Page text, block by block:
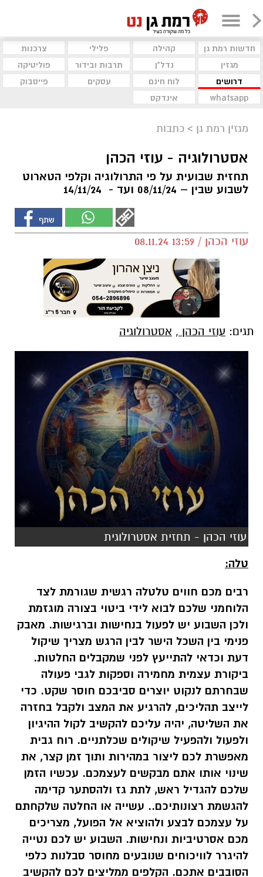
חדשות רמת גן קהילה פלילי
צרכנות
מגזין
נדל"ן תרבות ובידור
פוליטיקה
דרושים
לוח חינם עסקים
פייסבוק
whatsapp
אינדקס
מגזין רמת גן > כתבות
אסטרולוגיה - עוזי הכהן
תחזית שבועית על פי התרולוגיה וקלפי הטארוט
לשבוע שבין – 08/11/24 ועד - 14/11/24
עוזי הכהן / 13:59 08.11.24
תגים: עוזי הכהן , אסטרולוגיה
עוזי הכהן - תחזית אסטרולוגית
טלה:
רבים מכם חווים טלטלה רגשית שגורמת לצד
הלוחמני שלכם לבוא לידי ביטוי בצורה מוגזמת
ולכן השבוע יש לפעול בנחישות וברגישות. מאבק
פנימי בין השכל הישר לבין הרגש מצריך שיקול
דעת וכדאי להתייעץ לפני שמקבלים החלטות.
ביקורת עצמית מחמירה וספקות לגבי פעולה
שבחרתם לנקוט יוצרים סביבכם חוסר שקט. כדי
לייצב תהליכים, להרגיע את המצב ולקבל בחזרה
את השליטה, יהיה עליכם להקשיב לקול ההיגיון
ולפעול ולהפעיל שיקולים שכלתניים. רוח גבית
מאפשרת לכם ליצור במהירות ותוך זמן קצר, את
שינוי אותו אתם מבקשים לעצמכם. עכשיו הזמן
שלכם להגדיל ראש, לתת גז ולהסתער קדימה
להגשמת רצונותיכם.. עשייה או החלטה שלקחתם
על עצמכם לבצע ולהוציא אל הפועל, מצריכים
מכם אסרטיביות ונחישות. השבוע יש לכם נטייה
להיגרר לוויכוחים שנובעים מחוסר סבלנות כלפי
הסובבים אתכם. הקלפים ממליצים לכם להקשיב